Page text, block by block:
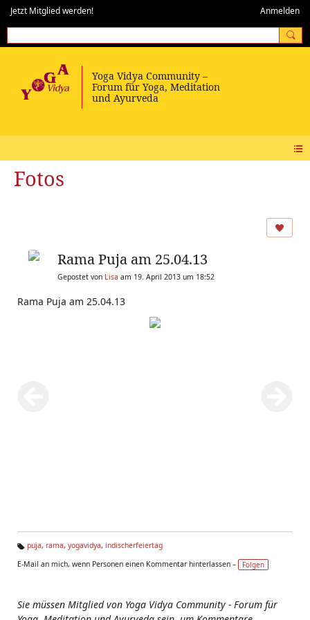
Jetzt Mitglied werden! Anmelden
Fotos
Rama Puja am 25.04.13
Gepostet von Lisa am 19. April 2013 um 18:52
Rama Puja am 25.04.13
g
puja, rama, yogavidya, indischerfeiertag
E-Mail an mich, wenn Personen einen Kommentar hinterlassen –
Folgen
Sie müssen Mitglied von Yoga Vidya Community - Forum für